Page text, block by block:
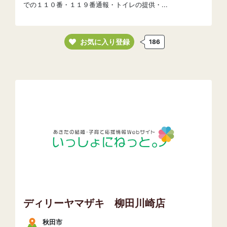
での１１０番・１１９番通報・トイレの提供・...
お気に入り登録 186
ディリーヤマザキ 柳田川崎店
秋田市